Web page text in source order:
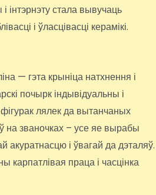
інтэрнэту стала вывучаць
і ўласцівасці керамікі.
— гэта крыніца натхнення і
почырк індывідуальны і
лялек да вытанчаных
на званочках – усе яе вырабы
акуратнасцю і ўвагай да дэталяў.
карпатлівая праца і часцінка